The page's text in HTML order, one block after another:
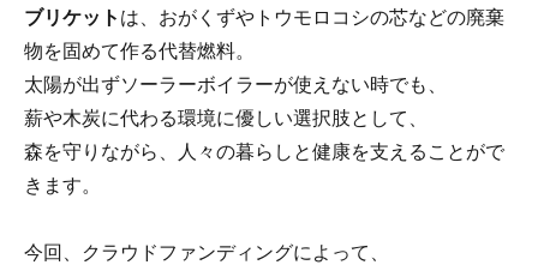
ブリケット は、おがくずやトウモロコシの芯などの廃棄
物を固めて作る代替燃料。
太陽が出ずソーラーボイラーが使えない時でも、
薪や木炭に代わる環境に優しい選択肢として、
森を守りながら、人々の暮らしと健康を支えることがで
きます。
今回、クラウドファンディングによって、